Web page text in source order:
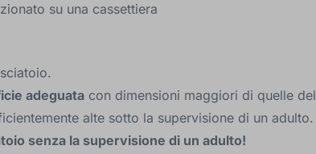
su una cassettiera
adeguata con dimensioni maggiori di quelle del
alte sotto la supervisione di un adulto.
senza la supervisione di un adulto!